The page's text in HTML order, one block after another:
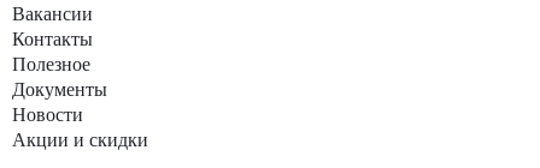
Вакансии
Контакты
Полезное
Документы
Новости
Акции и скидки